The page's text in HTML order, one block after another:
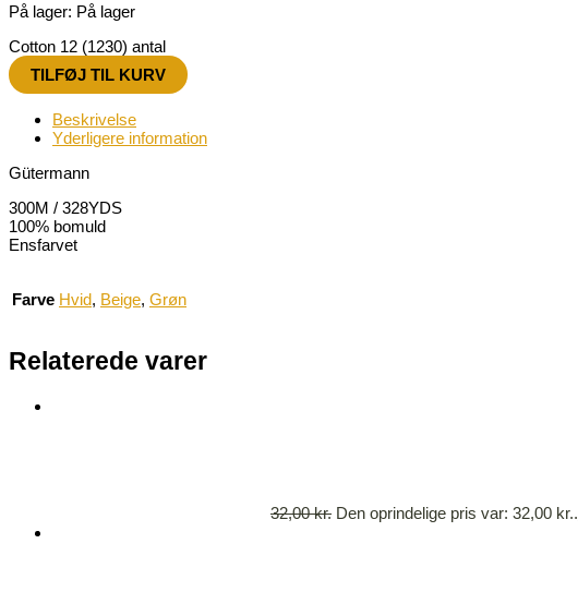
På lager: På lager
Cotton 12 (1230) antal
TILFØJ TIL KURV
Beskrivelse
Yderligere information
Gütermann
300M / 328YDS
100% bomuld
Ensfarvet
Farve Hvid, Beige, Grøn
Relaterede varer
32,00kr. Den oprindelige pris var: 32,00 kr..